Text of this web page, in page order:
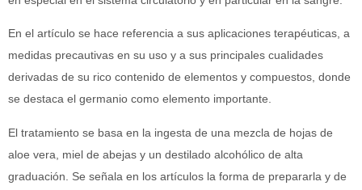
En el artículo se hace referencia a sus aplicaciones terapéuticas, a
medidas precautivas en su uso y a sus principales cualidades
derivadas de su rico contenido de elementos y compuestos, donde
se destaca el germanio como elemento importante.
El tratamiento se basa en la ingesta de una mezcla de hojas de
aloe vera, miel de abejas y un destilado alcohólico de alta
graduación. Se señala en los artículos la forma de prepararla y de